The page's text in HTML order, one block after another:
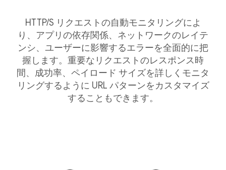
HTTP/S リクエストの自動モニタリングによ
り、アプリの依存関係、ネットワークのレイテ
ンシ、ユーザーに影響するエラーを全面的に把
握します。重要なリクエストのレスポンス時
間、成功率、ペイロード サイズを詳しくモニタ
リングするように URL パターンをカスタマイズ
することもできます。